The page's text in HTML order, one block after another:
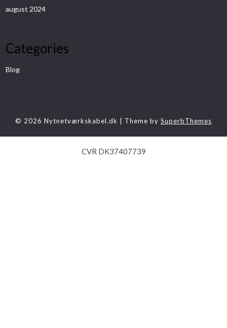
august 2024
Categories
Blog
© 2026 Nytnetværkskabel.dk | Theme by SuperbThemes
CVR DK37407739